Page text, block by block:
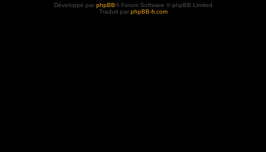
Développé par phpBB® Forum Software © phpBB Limited
Traduit par phpBB-fr.com